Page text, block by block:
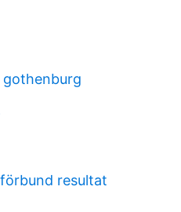
resultat